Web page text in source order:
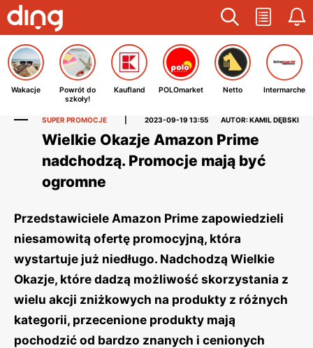
Wakacje
Powrót do
szkoły!
Kaufland POLOmarket Netto Intermarche
SUPER PROMOCJE 2023-09-19 13:55 AUTOR: KAMIL DĘBSKI
Wielkie Okazje Amazon Prime
nadchodzą. Promocje mają być
ogromne
Przedstawiciele Amazon Prime zapowiedzieli
niesamowitą ofertę promocyjną, która
wystartuje już niedługo. Nadchodzą Wielkie
Okazje, które dadzą możliwość skorzystania z
wielu akcji zniżkowych na produkty z różnych
kategorii, przecenione produkty mają
pochodzić od bardzo znanych i cenionych